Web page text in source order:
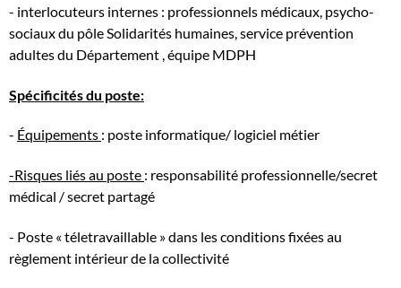
- interlocuteurs internes : professionnels médicaux, psycho-
sociaux du pôle Solidarités humaines, service prévention
adultes du Département , équipe MDPH
Spécificités du poste:
- Équipements : poste informatique/ logiciel métier
-Risques liés au poste : responsabilité professionnelle/secret
médical / secret partagé
- Poste « téletravaillable » dans les conditions fixées au
règlement intérieur de la collectivité